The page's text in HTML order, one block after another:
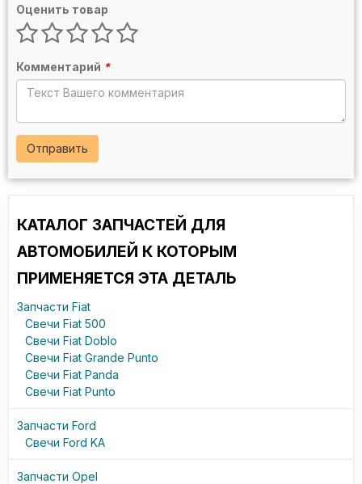
Оценить товар
Комментарий *
Отправить
КАТАЛОГ ЗАПЧАСТЕЙ ДЛЯ
АВТОМОБИЛЕЙ К КОТОРЫМ
ПРИМЕНЯЕТСЯ ЭТА ДЕТАЛЬ
Запчасти Fiat
Свечи Fiat 500
Свечи Fiat Doblo
Свечи Fiat Grande Punto
Свечи Fiat Panda
Свечи Fiat Punto
Запчасти Ford
Свечи Ford KA
Запчасти Opel